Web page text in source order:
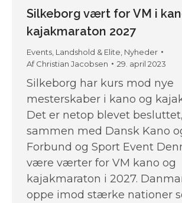
Silkeborg vært for VM i
kajakmaraton 2027
Events Landshold & Elite Nyheder
AfChristian Jacobsen 29. april 2023
Silkeborg har kurs mod nye
mesterskaber i kano og
Det er netop blevet
sammen med Dansk Kano
Forbund og Sport Event
være værter for VM kano og
kajakmaraton i 2027.
oppe imod stærke nationer